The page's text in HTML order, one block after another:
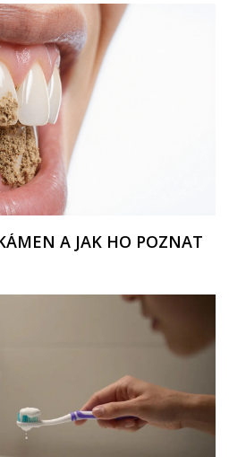
A JAK HO POZNAT